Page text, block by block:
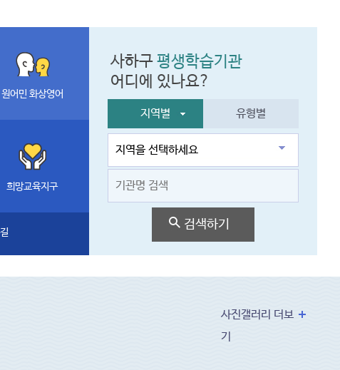
사하구평생학습기관
어디에 있나요?
지역별 유형별
원어민 화상영어
희망교육지구
사진갤러리 더보
기